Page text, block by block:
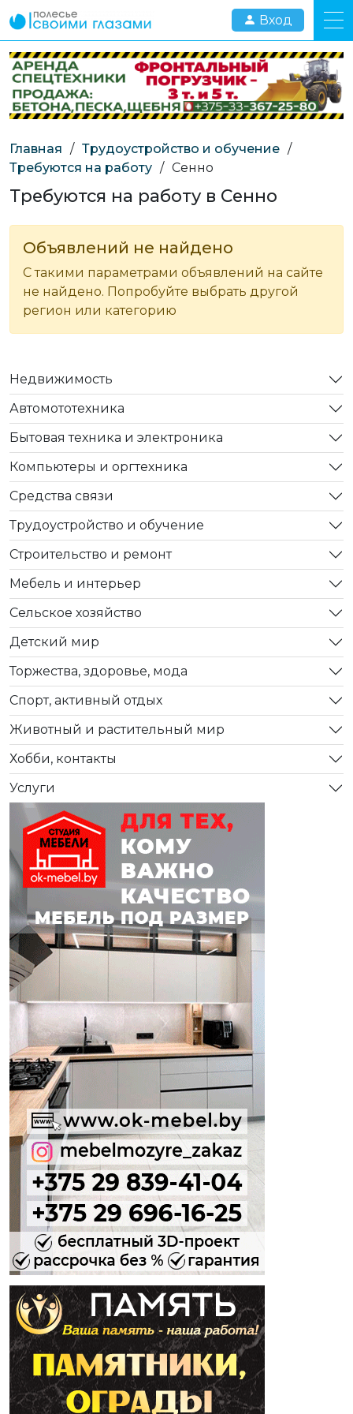
Вход
Главная / Трудоустройство и обучение /
Требуются на работу / Сенно
Требуются на работу в Сенно
Объявлений не найдено
С такими параметрами объявлений на сайте
не найдено. Попробуйте выбрать другой
регион или категорию
Недвижимость
Автомототехника
Бытовая техника и электроника
Компьютеры и оргтехника
Средства связи
Трудоустройство и обучение
Строительство и ремонт
Мебель и интерьер
Сельское хозяйство
Детский мир
Торжества, здоровье, мода
Спорт, активный отдых
Животный и растительный мир
Хобби, контакты
Услуги